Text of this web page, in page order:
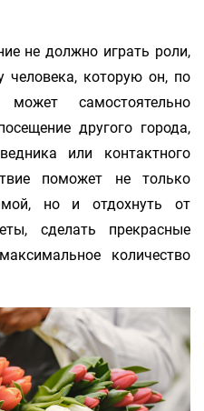
не должно играть роли,
человека, которую он, по
самостоятельно
другого города,
или контактного
поможет не только
но и отдохнуть от
сделать прекрасные
количество